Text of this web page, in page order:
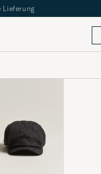
Lieferung